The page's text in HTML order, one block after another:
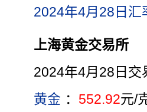
2024年4月28日汇
上海黄金交易所
2024年4月28日交
黄金 ： 552.92元/